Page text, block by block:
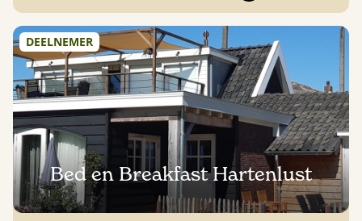
DEELNEMER
Bed en Breakfast Hartenlust